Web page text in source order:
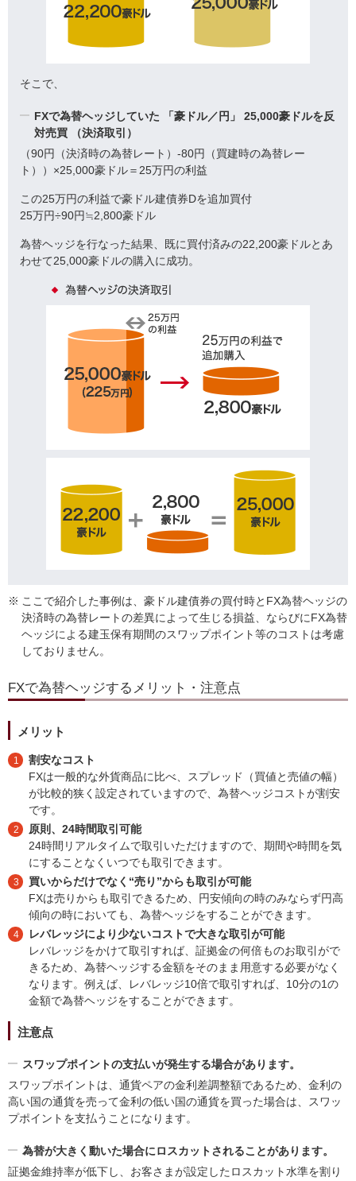
そこで、
FXで為替ヘッジしていた 「豪ドル／円」
25,000豪ドルを反
対売買 （決済取引）
（90円（決済時の為替レート）-80円（買建時の為替レー
ト））×25,000豪ドル＝25万円の利益
この25万円の利益で豪ドル建債券Dを追加買付
25万円÷90円≒2,800豪ドル
為替ヘッジを行なった結果、既に買付済みの22,200豪ドルとあ
わせて25,000豪ドルの購入に成功。
※ ここで紹介した事例は、豪ドル建債券の買付時とFX為替ヘッジの
決済時の為替レートの差異によって生じる損益、ならびにFX為替
ヘッジによる建玉保有期間のスワップポイント等のコストは考慮
しておりません。
FXで為替ヘッジするメリット・注意点
メリット
1
割安なコスト
FXは一般的な外貨商品に比べ、スプレッド（買値と売値の幅）
が比較的狭く設定されていますので、為替ヘッジコストが割安
です。
2
原則、24時間取引可能
24時間リアルタイムで取引いただけますので、期間や時間を気
にすることなくいつでも取引できます。
3
買いからだけでなく“売り”からも取引が可能
FXは売りからも取引できるため、円安傾向の時のみならず円高
傾向の時においても、為替ヘッジをすることができます。
4
レバレッジにより少ないコストで大きな取引が可能
レバレッジをかけて取引すれば、証拠金の何倍ものお取引がで
きるため、為替ヘッジする金額をそのまま用意する必要がなく
なります。例えば、レバレッジ10倍で取引すれば、10分の1の
金額で為替ヘッジをすることができます。
注意点
スワップポイントの支払いが発生する場合があります。
スワップポイントは、通貨ペアの金利差調整額であるため、金利の
高い国の通貨を売って金利の低い国の通貨を買った場合は、スワッ
プポイントを支払うことになります。
為替が大きく動いた場合にロスカットされることがあります。
証拠金維持率が低下し、お客さまが設定したロスカット水準を割り